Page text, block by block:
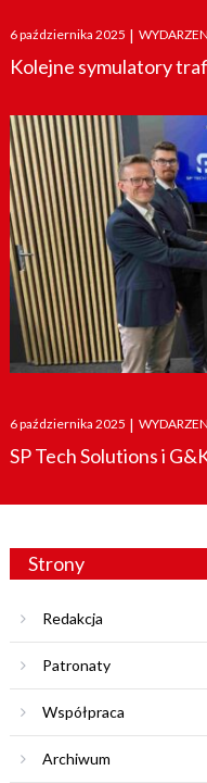
Posted
on
6 października 2025 |
Kolejne symulatory
Posted
on
6 października 2025 |
SP Tech Solutions i
Strony
Redakcja
Patronaty
Współpraca
Archiwum